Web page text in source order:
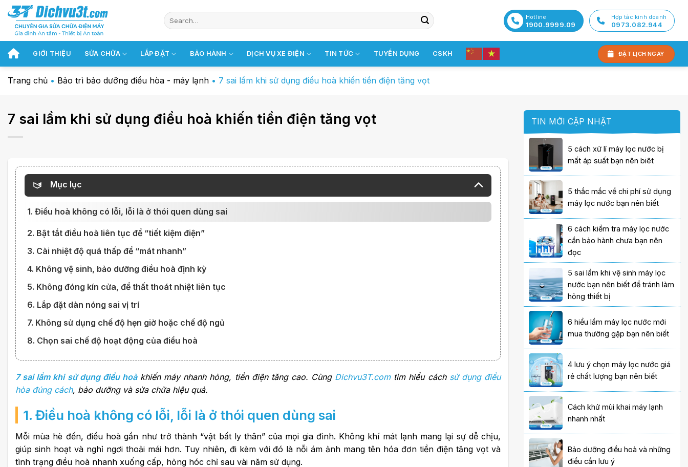
Chuyển
đến
dung
Hotline
1900.9999.09
Hợp tác kinh doanh
0973.082.944
GIỚI THIỆU SỬA CHỮA LẮP ĐẶT BẢO HÀNH DỊCH VỤ XE ĐIỆN TIN TỨC TUYỂN DỤNG CSKH ĐẶT LỊCH NGAY
Trang chủ • Bảo trì bảo dưỡng điều hòa - máy lạnh • 7 sai lầm khi sử dụng điều hoà khiến tiền điện tăng vọt
7 sai lầm khi sử dụng điều hoà khiến tiền điện tăng vọt
Mục lục
1. Điều hoà không có lỗi, lỗi là ở thói quen dùng sai
2. Bật tắt điều hoà liên tục để “tiết kiệm điện”
3. Cài nhiệt độ quá thấp để “mát nhanh”
4. Không vệ sinh, bảo dưỡng điều hoà định kỳ
5. Không đóng kín cửa, để thất thoát nhiệt liên tục
6. Lắp đặt dàn nóng sai vị trí
7. Không sử dụng chế độ hẹn giờ hoặc chế độ ngủ
8. Chọn sai chế độ hoạt động của điều hoà
7 sai lầm khi sử dụng điều hoàkhiến máy nhanh hỏng, tiền điện tăng cao. Cùng Dichvu3T.comtìm hiểu cách sử dụng điều
hòa đúng cách, bảo dưỡng và sửa chữa hiệu quả.
1. Điều hoà không có lỗi, lỗi là ở thói quen dùng sai
Mỗi mùa hè đến, điều hoà gần như trở thành “vật bất ly thân” của mọi gia đình. Không khí mát lạnh mang lại sự dễ chịu,
giúp sinh hoạt và nghỉ ngơi thoải mái hơn. Tuy nhiên, đi kèm với đó là nỗi ám ảnh mang tên hóa đơn tiền điện tăng vọt và
tình trạng điều hoà nhanh xuống cấp, hỏng hóc chỉ sau vài năm sử dụng.
TIN MỚI CẬP NHẬT
5 cách xử lí máy lọc nước bị
mất áp suất bạn nên biêt
5 thắc mắc về chi phí sử dụng
máy lọc nước bạn nên biết
6 cách kiểm tra máy lọc nước
cần bảo hành chưa bạn nên
đọc
5 sai lầm khi vệ sinh máy lọc
nước bạn nên biết để tránh làm
hỏng thiết bị
6 hiểu lầm máy lọc nước mới
mua thường gặp bạn nên biết
4 lưu ý chọn máy lọc nước giá
rẻ chất lượng bạn nên biết
Cách khử mùi khai máy lạnh
nhanh nhất
Bảo dưỡng điều hoà và những
điều cần lưu ý